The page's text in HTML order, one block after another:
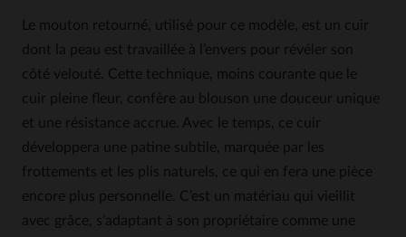
Le mouton retourné, utilisé pour ce modèle, est un cuir
dont la peau est travaillée à l’envers pour révéler son
côté velouté. Cette technique, moins courante que le
cuir pleine fleur, confère au blouson une douceur unique
et une résistance accrue. Avec le temps, ce cuir
développera une patine subtile, marquée par les
frottements et les plis naturels, ce qui en fera une pièce
encore plus personnelle. C’est un matériau qui vieillit
avec grâce, s’adaptant à son propriétaire comme une